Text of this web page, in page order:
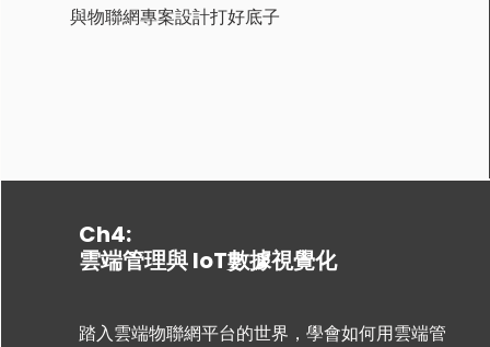
與物聯網專案設計打好底子
Ch4:
雲端管理與 IoT數據視覺化
踏入雲端物聯網平台的世界，學會如何用雲端管